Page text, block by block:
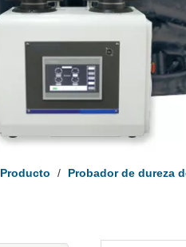
Producto / Probador de dureza